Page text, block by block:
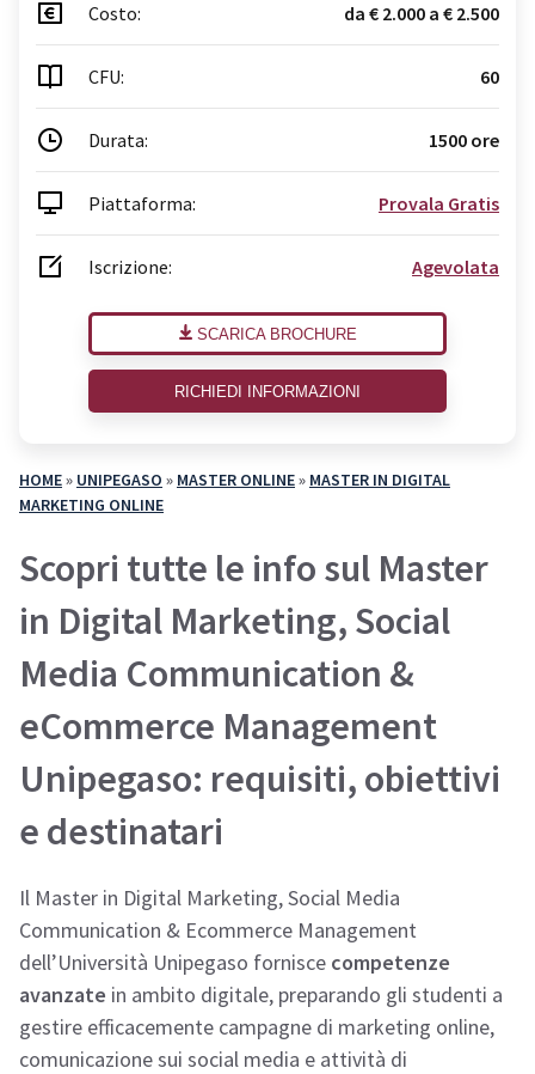
HOME» UNIPEGASO » MASTER ONLINE» MASTER IN DIGITAL
MARKETING ONLINE
Scopri tutte le info sul Master
in Digital Marketing, Social
Media Communication &
eCommerce Management
Unipegaso: requisiti, obiettivi
e destinatari
Il Master in Digital Marketing, Social Media
Communication & Ecommerce Management
dell’Università Unipegaso fornisce competenze
avanzate in ambito digitale, preparando gli studenti a
gestire efficacemente campagne di marketing online,
comunicazione sui social media e attività di
Costo: da € 2.000 a € 2.500
CFU: 60
Durata: 1500 ore
Piattaforma: Provala Gratis
Iscrizione: Agevolata
SCARICA BROCHURE
RICHIEDI INFORMAZIONI